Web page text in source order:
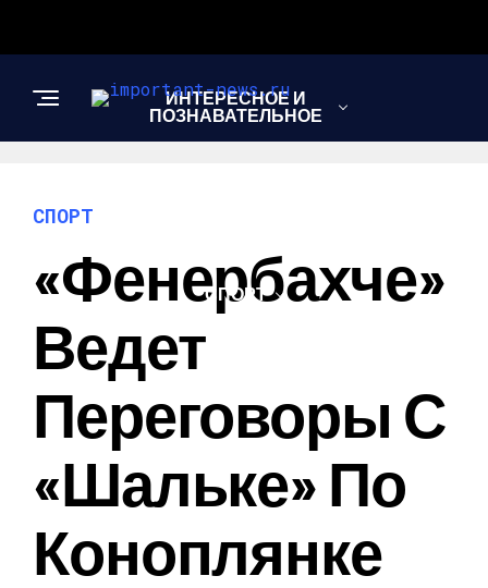
ИНТЕРЕСНОЕ И
ПОЗНАВАТЕЛЬНОЕ
СПОРТ
СПОРТ
«Фенербахче»
Ведет
Переговоры С
«Шальке» По
Коноплянке